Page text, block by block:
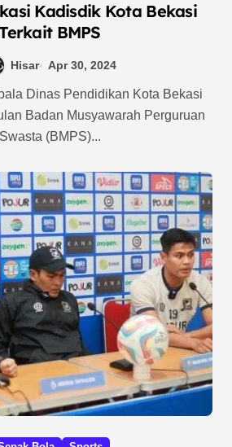
Kadisdik Kota Bekasi
BMPS
Hisar Apr 30, 2024
Badan Musyawarah Perguruan
Swasta (BMPS)...